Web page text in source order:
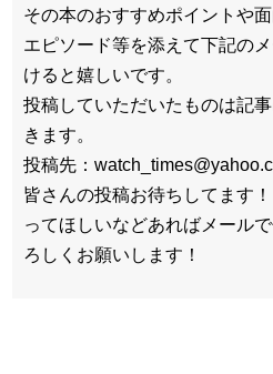
その本のおすすめポイントや
エピソード等を添えて下記の
けると嬉しいです。
投稿していただいたものは記
きます。
投稿先：
皆さんの投稿お待ちしてます
ってほしいなどあればメール
ろしくお願いします！